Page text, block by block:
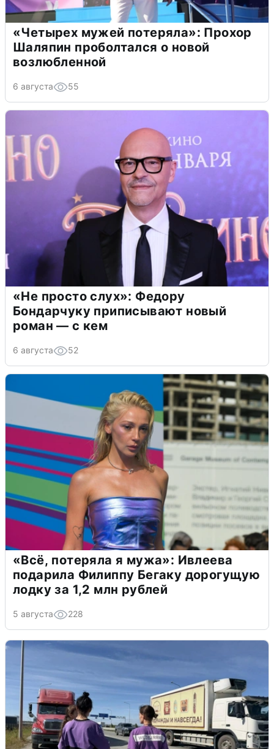
«Четырех мужей потеряла»: Прохор
Шаляпин проболтался о новой
возлюбленной
6 августа 55
«Не просто слух»: Федору
Бондарчуку приписывают новый
роман — с кем
6 августа 52
«Всё, потеряла я мужа»: Ивлеева
подарила Филиппу Бегаку дорогущую
лодку за 1,2 млн рублей
5 августа 228